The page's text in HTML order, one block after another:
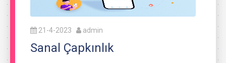
21-4-2023 admin
Sanal Çapkınlık